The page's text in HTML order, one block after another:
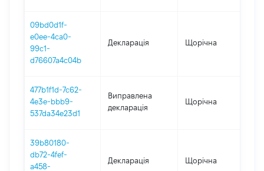
09bd0d1f-
e0ee-4ca0-
99c1-
d76607a4c04b
Декларація Щорічна
477b1f1d-7c62-
4e3e-bbb9-
537da34e23d1
Виправлена
декларація
Щорічна
39b80180-
db72-4fef-
a458-
Декларація Щорічна